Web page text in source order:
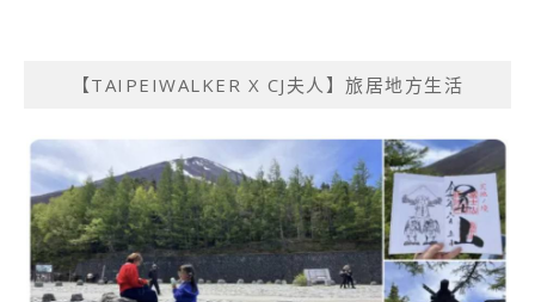
【TAIPEIWALKER X CJ夫人】旅居地方生活